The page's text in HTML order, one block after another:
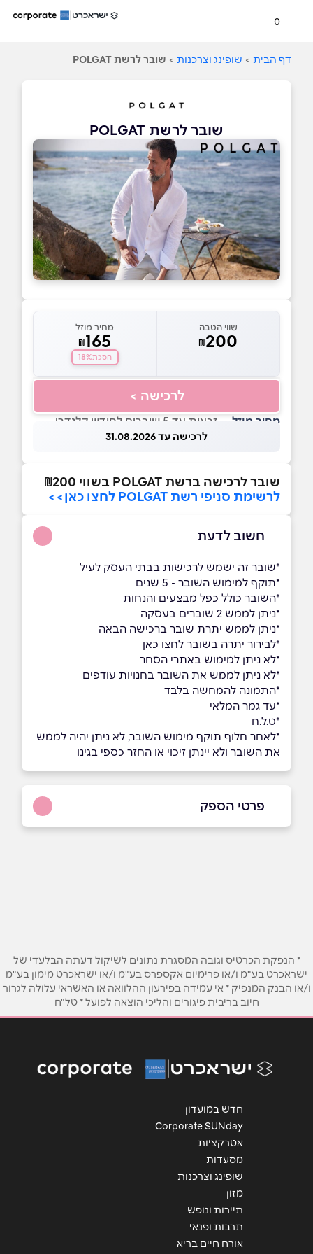
0
דף הבית > שופינג וצרכנות > שובר לרשת POLGAT
שובר לרשת POLGAT
שווי הטבה
₪200
מחיר מוזל
₪165
חסכת18%
לרכישה >
מחיר מוזל — זכאות עד 5 שוברים לחודש קלנדרי
לרכישה עד 31.08.2026
שובר לרכישה ברשת POLGAT בשווי ₪200
לרשימת סניפי רשת POLGAT לחצו כאן>>
חשוב לדעת
*שובר זה ישמש לרכישות בבתי העסק לעיל
*תוקף למימוש השובר - 5 שנים
*השובר כולל כפל מבצעים והנחות
*ניתן לממש 2 שוברים בעסקה
*ניתן לממש יתרת שובר ברכישה הבאה
*לבירור יתרה בשובר לחצו כאן
*לא ניתן למימוש באתרי הסחר
*לא ניתן לממש את השובר בחנויות עודפים
*התמונה להמחשה בלבד
*עד גמר המלאי
*ט.ל.ח
*לאחר חלוף תוקף מימוש השובר, לא ניתן יהיה לממש
את השובר ולא יינתן זיכוי או החזר כספי בגינו
פרטי הספק
אימייל
אנא חזרו אלי בקשר ל...
* הנפקת הכרטיס וגובה המסגרת נתונים לשיקול דעתה הבלעדי של
ישראכרט בע"מ ו/או פרימיום אקספרס בע"מ ו/או ישראכרט מימון בע"מ
ו/או הבנק המנפיק * אי עמידה בפירעון ההלוואה או האשראי עלולה לגרור
חיוב בריבית פיגורים והליכי הוצאה לפועל * טל"ח
חדש במועדון
Corporate SUNday
אטרקציות
מסעדות
שופינג וצרכנות
מזון
תיירות ונופש
תרבות ופנאי
אורח חיים בריא